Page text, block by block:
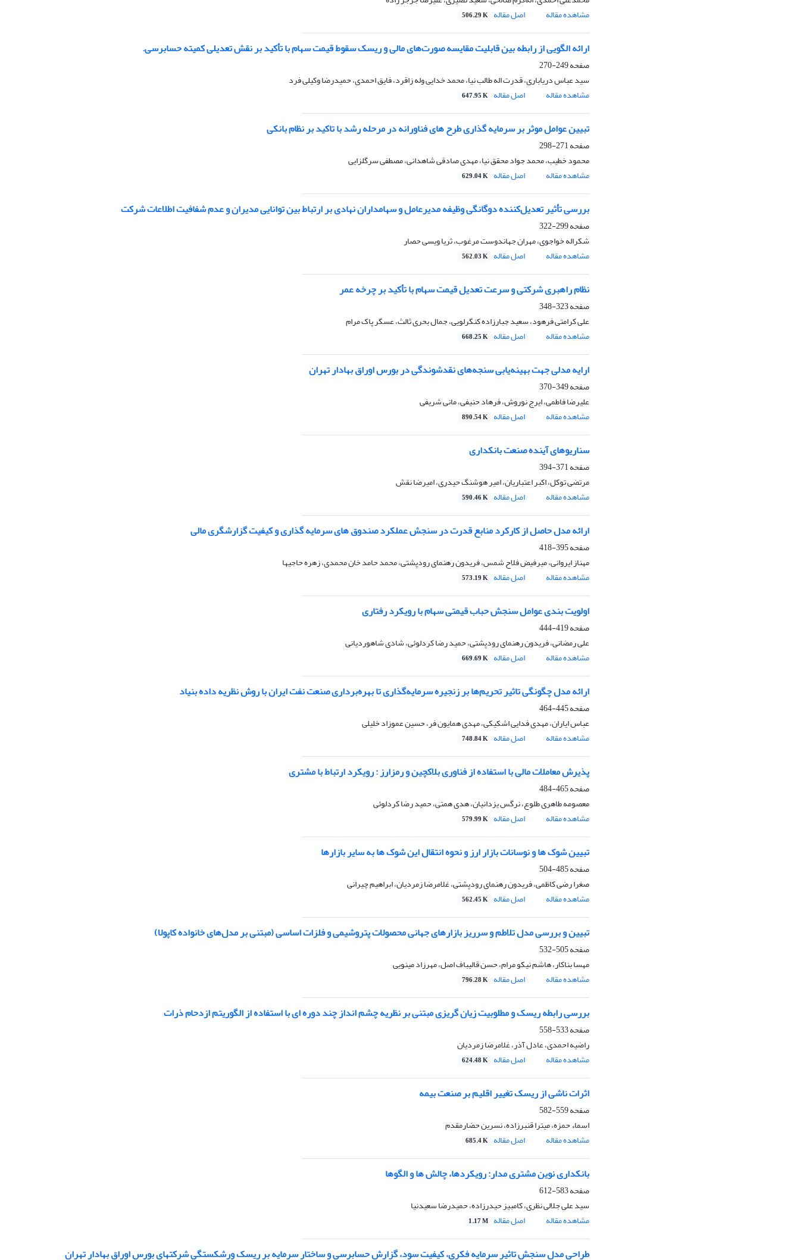
مشاهده مقاله
اصل مقاله 506.29 K
ارائه الگویی از رابطه بین قابلیت مقایسه صورت‌های مالی و ریسک سقوط قیمت سهام با تأکید بر نقش تعدیلی کمیته حسابرسی.
صفحه249-270
سید عباس دریاباری، قدرت اله طالب نیا، محمد خدایی وله زاقرد، فایق احمدی، حمیدرضا وکیلی فرد
مشاهده مقاله
اصل مقاله 647.95 K
تبیین عوامل موثر بر سرمایه گذاری طرح های فناورانه در مرحله رشد با تاکید بر نظام بانکی
صفحه271-298
محمود خطیب، محمد جواد محقق نیا، مهدی صادقی شاهدانی، مصطفی سرگلزایی
مشاهده مقاله
اصل مقاله 629.04 K
بررسی تأثیر تعدیل‌کننده دوگانگی وظیفه مدیرعامل و سهامداران نهادی بر ارتباط بین توانایی مدیران و عدم شفافیت اطلاعات شرکت
صفحه299-322
شکراله خواجوی، مهران جهاندوست مرغوب، ثریا ویسی حصار
مشاهده مقاله
اصل مقاله 562.03 K
نظام راهبری شرکتی و سرعت تعدیل قیمت سهام با تأکید بر چرخه عمر
صفحه323-348
علی کرامتی فرهود، سعید جبارزاده کنگرلویی، جمال بحری ثالث، عسگر پاک مرام
مشاهده مقاله
اصل مقاله 668.25 K
ارایه مدلی جهت بهینه‌یابی سنجه‌های نقدشوندگی در بورس اوراق بهادار تهران
صفحه349-370
علیرضا فاطمی، ایرج نوروش، فرهاد حنیفی، مانی شریفی
مشاهده مقاله
اصل مقاله 890.54 K
سناریوهای آینده صنعت بانکداری
صفحه371-394
مرتضی توکل، اکبر اعتباریان، امیر هوشنگ حیدری، امیرضا نقش
مشاهده مقاله
اصل مقاله 590.46 K
ارائه مدل حاصل از کارکرد منابع قدرت در سنجش عملکرد صندوق های سرمایه گذاری و کیفیت گزارشگری مالی
صفحه395-418
مهناز ایروانی، میرفیض فلاح شمس، فریدون رهنمای رودپشتی، محمد حامد خان محمدی، زهره حاجیها
مشاهده مقاله
اصل مقاله 573.19 K
اولویت بندی عوامل سنجش حباب قیمتی سهام با رویکرد رفتاری
صفحه419-444
علی رمضانی، فریدون رهنمای رودپشتی، حمید رضا کردلوئی، شادی شاهوردیانی
مشاهده مقاله
اصل مقاله 669.69 K
ارائه مدل چگونگی تاثیر تحریم‌ها بر زنجیره سرمایه‌گذاری تا بهره‌برداری صنعت نفت ایران با روش نظریه داده بنیاد
صفحه445-464
عباس ایاران، مهدی فدایی اشکیکی، مهدی همایون فر، حسین عموزاد خلیلی
مشاهده مقاله
اصل مقاله 748.84 K
پذیرش معاملات مالی با استفاده از فناوری بلاکچین و رمزارز : رویکرد ارتباط با مشتری
صفحه465-484
معصومه طاهری طلوع، نرگس یزدانیان، هدی همتی، حمید رضا کردلوئی
مشاهده مقاله
اصل مقاله 579.99 K
تبیین شوک ها و نوسانات بازار ارز و نحوه انتقال این شوک ها به سایر بازارها
صفحه485-504
صغرا رضی کاظمی، فریدون رهنمای رودپشتی، غلامرضا زمردیان، ابراهیم چیرانی
مشاهده مقاله
اصل مقاله 562.45 K
تبیین و بررسی مدل‌ تلاطم و سرریز بازارهای جهانی محصولات پتروشیمی و فلزات اساسی (مبتنی بر مدل‌های خانواده کاپولا)
صفحه505-532
مهسا بناکار، هاشم نیکو مرام، حسن قالیباف اصل، مهرزاد مینویی
مشاهده مقاله
اصل مقاله 796.28 K
بررسی رابطه ریسک و مطلوبیت زیان گریزی مبتنی بر نظریه چشم انداز چند دوره ای با استفاده از الگوریتم ازدحام ذرات
صفحه533-558
راضیه احمدی، عادل آذر، غلامرضا زمردیان
مشاهده مقاله
اصل مقاله 624.48 K
اثرات ناشی از ریسک تغییر اقلیم بر صنعت بیمه
صفحه559-582
اسماء حمزه، میترا قنبرزاده، نسرین حضارمقدم
مشاهده مقاله
اصل مقاله 685.4 K
بانکداری نوین مشتری مدار: رویکردها، چالش ها و الگوها
صفحه583-612
سید علی جلالی نظری، کامبیز حیدرزاده، حمیدرضا سعیدنیا
مشاهده مقاله
اصل مقاله 1.17 M
طراحی مدل سنجش تاثیر سرمایه فکری، کیفیت سود، گزارش حسابرسی و ساختار سرمایه بر ریسک ورشکستگی شرکتهای بورس اوراق بهادار تهران